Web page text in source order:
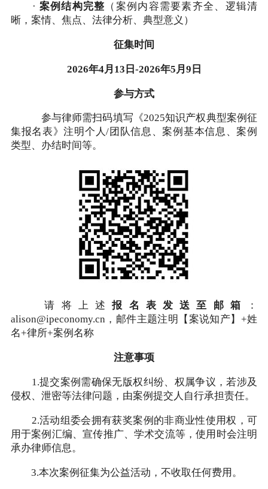
· 案例结构完整 （案例内容需要素齐全、逻辑清
晰，案情、焦点、法律分析、典型意义）
征集时间
2026年4月13日-2026年5月9日
参与方式
参与律师需扫码填写《2025知识产权典型案例征
集报名表》注明个人/团队信息、案例基本信息、案例
类型、办结时间等。
请将上述报名表发送至邮箱
：
alison@ipeconomy.cn，邮件主题注明【案说知产】+姓
名+律所+案例名称
注意事项
1.提交案例需确保无版权纠纷、权属争议，若涉及
侵权、泄密等法律问题，由案例提交人自行承担责任。
2.活动组委会拥有获奖案例的非商业性使用权，可
用于案例汇编、宣传推广、学术交流等，使用时会注明
承办律师信息。
3.本次案例征集为公益活动，不收取任何费用。